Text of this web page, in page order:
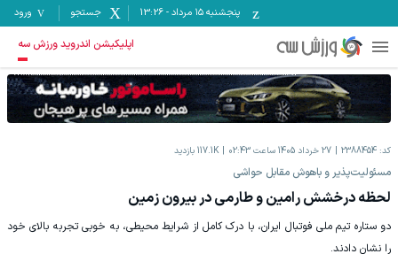
پنجشنبه ۱۵ مرداد -
13:26 جستجو ورود
اپلیکیشن اندروید ورزش سه
کد: 2388454 27 خرداد 1405 ساعت 02:43 117.1K بازدید
مسئولیت‌پذیر و باهوش مقابل حواشی
لحظه درخشش رامین و طارمی در بیرون زمین
دو ستاره تیم ملی فوتبال ایران، با درک کامل از شرایط محیطی، به خوبی تجربه بالای خود
را نشان دادند.